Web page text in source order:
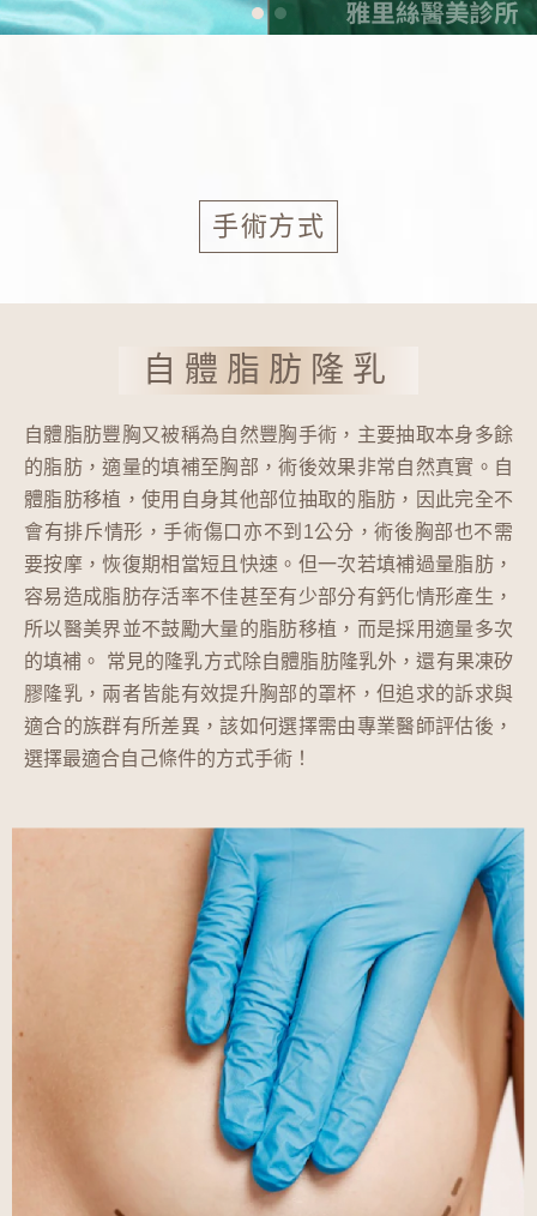
手術方式
自體脂肪隆乳
自體脂肪豐胸又被稱為自然豐胸手術，主要抽取本身多餘
的脂肪，適量的填補至胸部，術後效果非常自然真實。自
體脂肪移植，使用自身其他部位抽取的脂肪，因此完全不
會有排斥情形，手術傷口亦不到1公分，術後胸部也不需
要按摩，恢復期相當短且快速。但一次若填補過量脂肪，
容易造成脂肪存活率不佳甚至有少部分有鈣化情形產生，
所以醫美界並不鼓勵大量的脂肪移植，而是採用適量多次
的填補。 常見的隆乳方式除自體脂肪隆乳外，還有果凍矽
膠隆乳，兩者皆能有效提升胸部的罩杯，但追求的訴求與
適合的族群有所差異，該如何選擇需由專業醫師評估後，
選擇最適合自己條件的方式手術！